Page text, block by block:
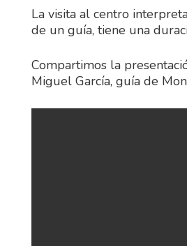
La visita al centro
de un guía, tiene una
Compartimos la
Miguel García, guía de